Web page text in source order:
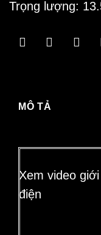
Trọng lượng:
MÔ TẢ
Xem video
điện